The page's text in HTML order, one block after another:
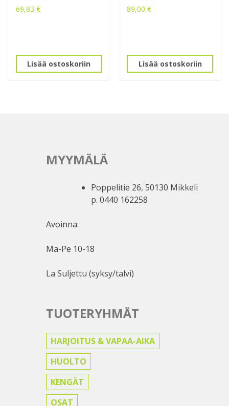
69,83 €
Lisää ostoskoriin
89,00€
Lisää ostoskoriin
MYYMÄLÄ
Poppelitie 26, 50130 Mikkeli
p. 0440 162258
Avoinna:
Ma-Pe 10-18
La Suljettu (syksy/talvi)
TUOTERYHMÄT
HARJOITUS & VAPAA-AIKA
HUOLTO
KENGÄT
OSAT